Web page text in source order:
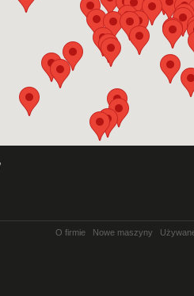
O firmie Nowe maszyny